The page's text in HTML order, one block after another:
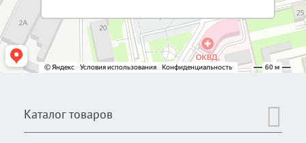
Каталог товаров